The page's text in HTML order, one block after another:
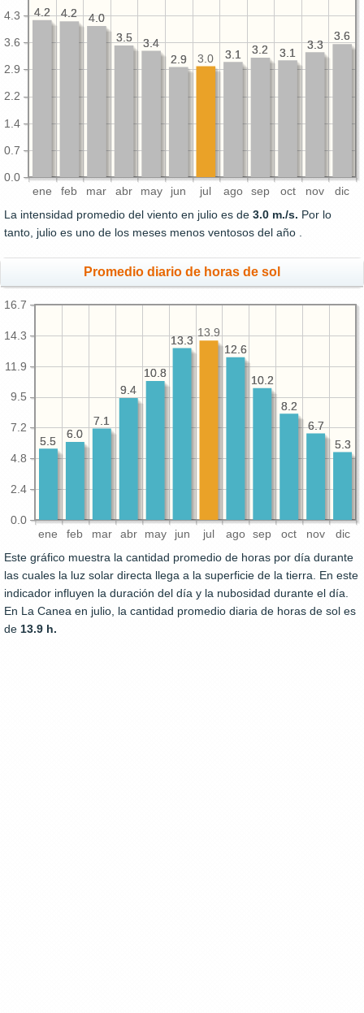
ene feb mar abr may jun jul ago sep oct nov dic
0.0
0.7
1.4
2.2
2.9
3.6
4.3
3.6
3.3
3.1
3.2
3.1
2.9
3.4
3.5
4.0
4.2
4.2
3.6
3.3
3.1
3.2
3.1
3.0
2.9
3.4
3.5
4.0
4.2
4.2
La intensidad promedio del viento en julio es de 3.0 m./s. Por lo
tanto, julio es uno de los meses menos ventosos del año .
Promedio diario de horas de sol
ene feb mar abr may jun jul ago sep oct nov dic
0.0
2.4
4.8
7.2
9.5
11.9
14.3
16.7
5.3
6.7
8.2
10.2
12.6
13.3
10.8
9.4
7.1
6.0
5.5 5.3
6.7
8.2
10.2
12.6
13.9
13.3
10.8
9.4
7.1
6.0
5.5
Este gráfico muestra la cantidad promedio de horas por día durante
las cuales la luz solar directa llega a la superficie de la tierra. En este
indicador influyen la duración del día y la nubosidad durante el día.
En La Canea en julio, la cantidad promedio diaria de horas de sol es
de 13.9 h.